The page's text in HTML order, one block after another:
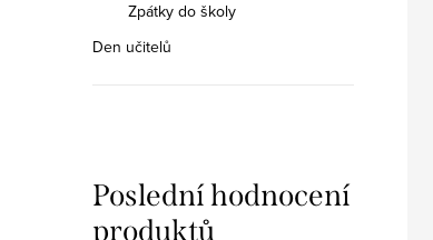
Zpátky do školy
Den učitelů
Poslední hodnocení
produktů